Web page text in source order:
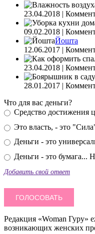
23.04.2018 |
09.02.2018 |
Йошта
12.06.2017 |
23.04.2018 |
28.01.2017 |
Что для вас деньги?
Средство достижения
Это власть, - это
Деньги - это
Деньги - это бумага...
Добавить свой ответ
Редакция «Woman Гуру»
возникающих женских